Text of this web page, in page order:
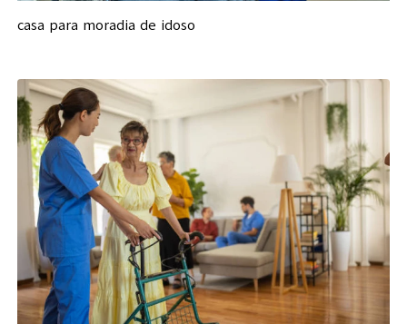
casa para moradia de idoso